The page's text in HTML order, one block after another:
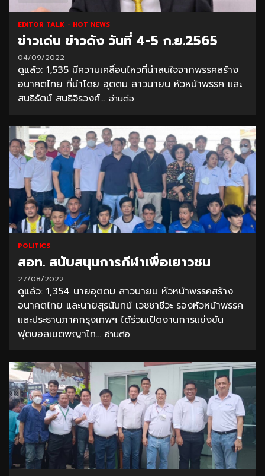
EDITOR TALK HOT NEWS
ข่าวเด่น ข่าวดัง วันที่ 4-5 ก.ย.2565
04/09/2022
ดูแล้ว: 1,535 มีความเคลื่อนไหวที่น่าสนใจจากพรรคสร้าง
อนาคตไทย ที่นำโดย อุตตม สาวนายน หัวหน้าพรรค และ
สนธิรัตน์ สนธิจิรวงศ์... อ่านต่อ
POLITICS
สอท. สนับสนุนการกีฬาเพื่อเยาวชน
27/08/2022
ดูแล้ว: 1,354 นายอุตตม สาวนายน หัวหน้าพรรคสร้าง
อนาคตไทย และนายสุรนันทน์ เวชชาชีวะ รองหัวหน้าพรรค
และประธานภาคกรุงเทพฯ ได้ร่วมเปิดงานการแข่งขัน
ฟุตบอลเขตพญาไท... อ่านต่อ